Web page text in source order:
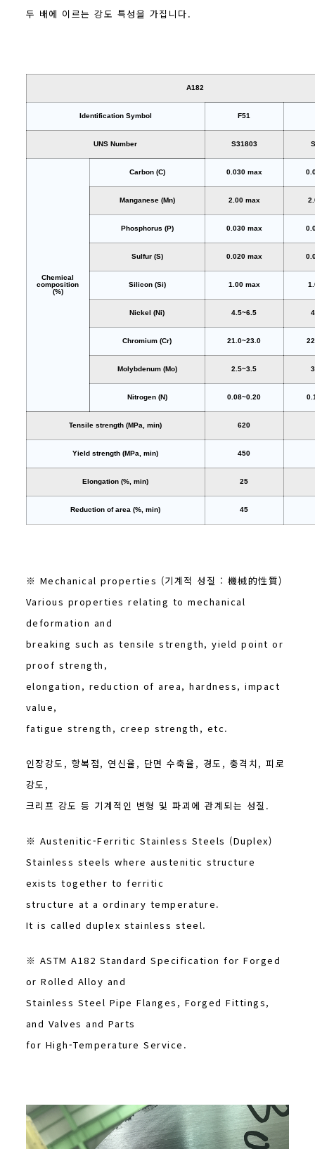
두 배에 이르는 강도 특성을 가집니다.
A182
Identification Symbol F51
UNS Number S31803
Chemical
composition
(%)
Carbon (C) 0.030 max
Manganese (Mn) 2.00 max
Phosphorus (P) 0.030 max
Sulfur (S) 0.020 max
Silicon (Si) 1.00 max
Nickel (Ni) 4.5~6.5
Chromium (Cr) 21.0~23.0
Molybdenum (Mo) 2.5~3.5
Nitrogen (N) 0.08~0.20
Tensile strength (MPa, min) 620
Yield strength (MPa, min) 450
Elongation (%, min) 25
Reduction of area (%, min) 45
※ Mechanical properties (기계적 성질 : 機械的性質)
Various properties relating to mechanical
deformation and
breaking such as tensile strength, yield point or
proof strength,
elongation, reduction of area, hardness, impact
value,
fatigue strength, creep strength, etc.
인장강도, 항복점, 연신율, 단면 수축율, 경도, 충격치, 피로
강도,
크리프 강도 등 기계적인 변형 및 파괴에 관계되는 성질.
※ Austenitic-Ferritic Stainless Steels (Duplex)
Stainless steels where austenitic structure
exists together to ferritic
structure at a ordinary temperature.
It is called duplex stainless steel.
※ ASTM A182 Standard Specification for Forged
or Rolled Alloy and
Stainless Steel Pipe Flanges, Forged Fittings,
and Valves and Parts
for High-Temperature Service.